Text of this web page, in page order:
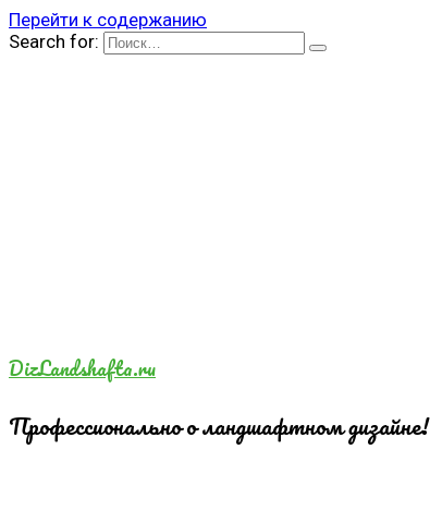
Перейти к содержанию
Search for:
DizLandshafta.ru
Профессионально о ландшафтном дизайне!